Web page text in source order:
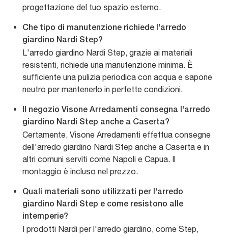
progettazione del tuo spazio esterno.
Che tipo di manutenzione richiede l'arredo
giardino Nardi Step?
L'arredo giardino Nardi Step, grazie ai materiali
resistenti, richiede una manutenzione minima. È
sufficiente una pulizia periodica con acqua e sapone
neutro per mantenerlo in perfette condizioni.
Il negozio Visone Arredamenti consegna l'arredo
giardino Nardi Step anche a Caserta?
Certamente, Visone Arredamenti effettua consegne
dell'arredo giardino Nardi Step anche a Caserta e in
altri comuni serviti come Napoli e Capua. Il
montaggio è incluso nel prezzo.
Quali materiali sono utilizzati per l'arredo
giardino Nardi Step e come resistono alle
intemperie?
I prodotti Nardi per l'arredo giardino, come Step,